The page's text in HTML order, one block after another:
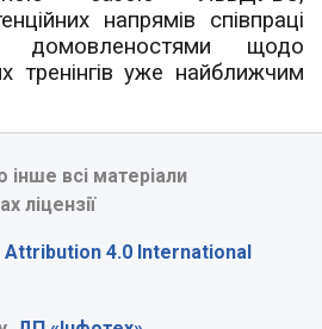
напрямів співпраці
домовленостями щодо
тренінгів уже найближчим
всі матеріали
ліцензії
4.0 International